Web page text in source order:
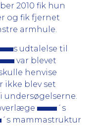
2010 fik hun
og fik fjernet
armhule.
s udtalelse til
var blevet
henvise
ikke blev set
´s
´s mammastruktur